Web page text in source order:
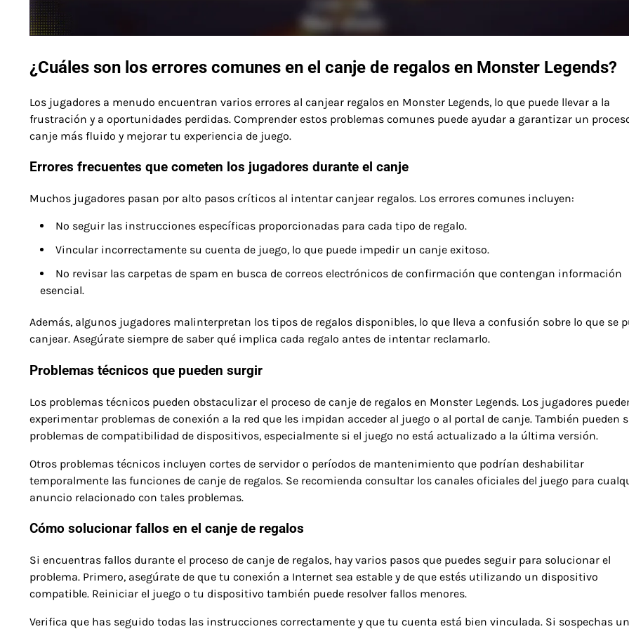
¿Cuáles son los errores comunes en el canje de regalos en Monster Legends?
Los jugadores a menudo encuentran varios errores al canjear regalos en Monster Legends, lo que puede llevar a la
frustración y a oportunidades perdidas. Comprender estos problemas comunes puede ayudar a garantizar un
canje más fluido y mejorar tu experiencia de juego.
Errores frecuentes que cometen los jugadores durante el canje
Muchos jugadores pasan por alto pasos críticos al intentar canjear regalos. Los errores comunes incluyen:
No seguir las instrucciones específicas proporcionadas para cada tipo de regalo.
Vincular incorrectamente su cuenta de juego, lo que puede impedir un canje exitoso.
No revisar las carpetas de spam en busca de correos electrónicos de confirmación que contengan información
esencial.
Además, algunos jugadores malinterpretan los tipos de regalos disponibles, lo que lleva a confusión sobre lo que se
canjear. Asegúrate siempre de saber qué implica cada regalo antes de intentar reclamarlo.
Problemas técnicos que pueden surgir
Los problemas técnicos pueden obstaculizar el proceso de canje de regalos en Monster Legends. Los jugadores
experimentar problemas de conexión a la red que les impidan acceder al juego o al portal de canje. También pueden
problemas de compatibilidad de dispositivos, especialmente si el juego no está actualizado a la última versión.
Otros problemas técnicos incluyen cortes de servidor o períodos de mantenimiento que podrían deshabilitar
temporalmente las funciones de canje de regalos. Se recomienda consultar los canales oficiales del juego para
anuncio relacionado con tales problemas.
Cómo solucionar fallos en el canje de regalos
Si encuentras fallos durante el proceso de canje de regalos, hay varios pasos que puedes seguir para solucionar el
problema. Primero, asegúrate de que tu conexión a Internet sea estable y de que estés utilizando un dispositivo
compatible. Reiniciar el juego o tu dispositivo también puede resolver fallos menores.
Verifica que has seguido todas las instrucciones correctamente y que tu cuenta está bien vinculada. Si sospechas un